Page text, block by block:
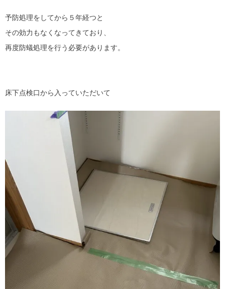
予防処理をしてから５年経つと
その効力もなくなってきており、
再度防蟻処理を行う必要があります。
床下点検口から入っていただいて